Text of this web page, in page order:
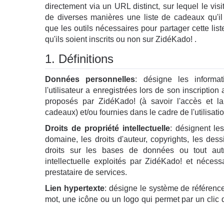
directement via un URL distinct, sur lequel le
de diverses manières une liste de cadeaux
que les outils nécessaires pour partager cette
qu'ils soient inscrits ou non sur ZidéKado! .
1. Définitions
Données personnelles: désigne les
l'utilisateur a enregistrées lors de son inscription
proposés par ZidéKado! (à savoir l'accès et
cadeaux) et/ou fournies dans le cadre de
Droits de propriété intellectuelle: désignent
domaine, les droits d'auteur, copyrights, les
droits sur les bases de données ou tout
intellectuelle exploités par ZidéKado! et
prestataire de services.
Lien hypertexte: désigne le système de
mot, une icône ou un logo qui permet par un clic